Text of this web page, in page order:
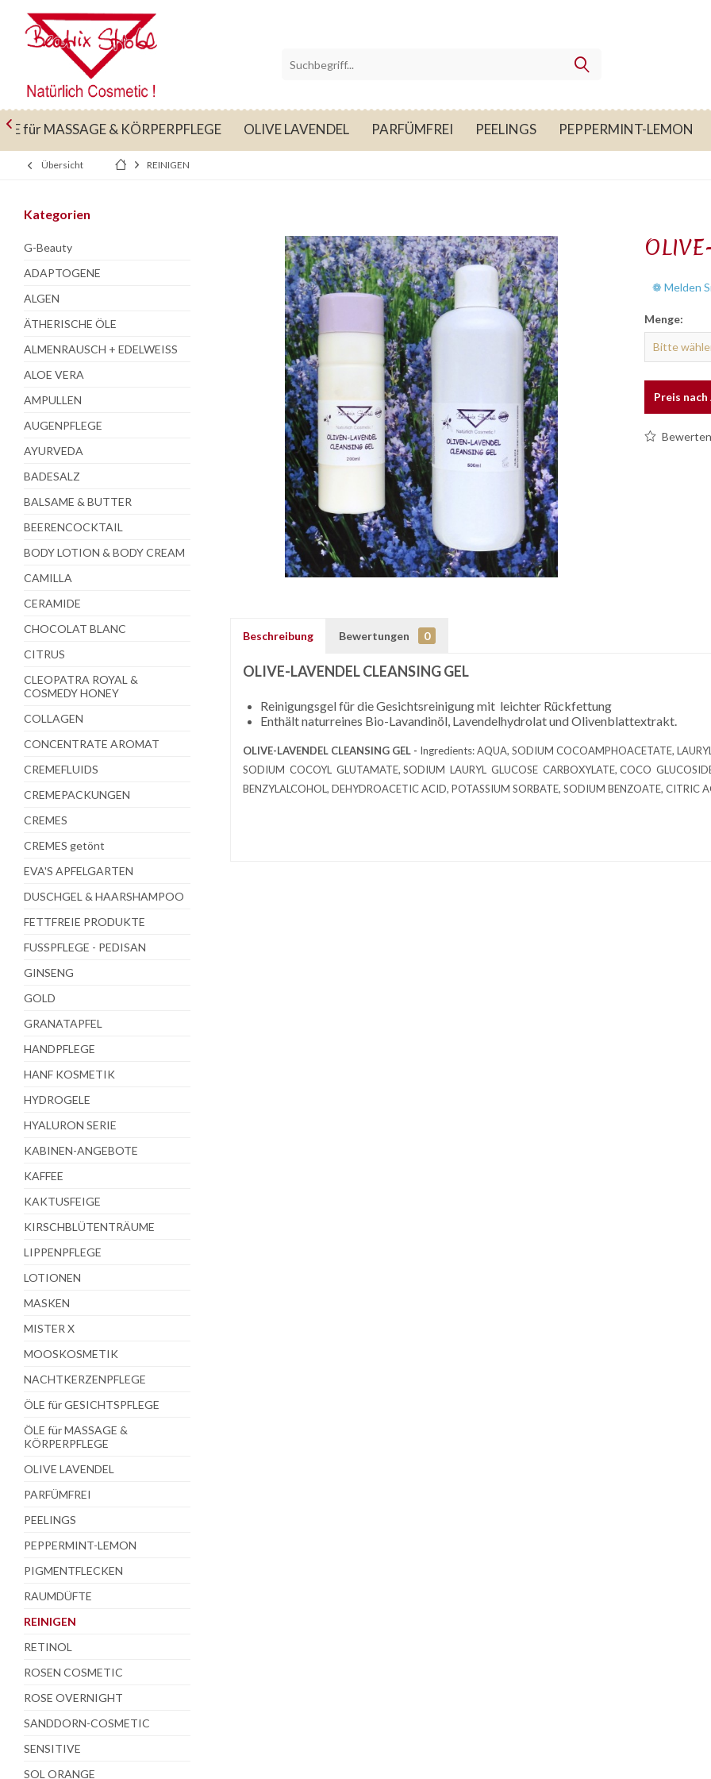
für MASSAGE & KÖRPERPFLEGE OLIVE LAVENDEL PARFÜMFREI PEELINGS PEPPERMINT-LEMON

Übersicht REINIGEN
Kategorien
G-Beauty
ADAPTOGENE
ALGEN
ÄTHERISCHE ÖLE
ALMENRAUSCH + EDELWEISS
ALOE VERA
AMPULLEN
AUGENPFLEGE
AYURVEDA
BADESALZ
BALSAME & BUTTER
BEERENCOCKTAIL
BODY LOTION & BODY CREAM
CAMILLA
CERAMIDE
CHOCOLAT BLANC
CITRUS
CLEOPATRA ROYAL &
COSMEDY HONEY
COLLAGEN
CONCENTRATE AROMAT
CREMEFLUIDS
CREMEPACKUNGEN
CREMES
CREMES getönt
EVA'S APFELGARTEN
DUSCHGEL & HAARSHAMPOO
FETTFREIE PRODUKTE
FUSSPFLEGE - PEDISAN
GINSENG
GOLD
GRANATAPFEL
HANDPFLEGE
HANF KOSMETIK
HYDROGELE
HYALURON SERIE
KABINEN-ANGEBOTE
KAFFEE
KAKTUSFEIGE
KIRSCHBLÜTENTRÄUME
LIPPENPFLEGE
LOTIONEN
MASKEN
MISTER X
MOOSKOSMETIK
NACHTKERZENPFLEGE
ÖLE für GESICHTSPFLEGE
ÖLE für MASSAGE &
KÖRPERPFLEGE
OLIVE LAVENDEL
PARFÜMFREI
PEELINGS
PEPPERMINT-LEMON
PIGMENTFLECKEN
RAUMDÜFTE
REINIGEN
RETINOL
ROSEN COSMETIC
ROSE OVERNIGHT
SANDDORN-COSMETIC
SENSITIVE
SOL ORANGE
❁ Melden
Menge:
Preis
Bewerten
Beschreibung Bewertungen 0
OLIVE-LAVENDEL CLEANSING GEL
Reinigungsgel für die Gesichtsreinigung mit leichter Rückfettung
Enthält naturreines Bio-Lavandinöl, Lavendelhydrolat und Olivenblattextrakt.
OLIVE-LAVENDEL CLEANSING GEL - Ingredients: AQUA, SODIUM COCOAMPHOACETATE,
SODIUM COCOYL GLUTAMATE, SODIUM LAURYL GLUCOSE CARBOXYLATE, COCO
BENZYLALCOHOL, DEHYDROACETIC ACID, POTASSIUM SORBATE, SODIUM BENZOATE, CITRIC